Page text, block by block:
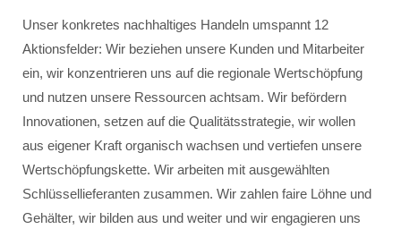
Unser konkretes nachhaltiges Handeln umspannt 12
Aktionsfelder: Wir beziehen unsere Kunden und Mitarbeiter
ein, wir konzentrieren uns auf die regionale Wertschöpfung
und nutzen unsere Ressourcen achtsam. Wir befördern
Innovationen, setzen auf die Qualitätsstrategie, wir wollen
aus eigener Kraft organisch wachsen und vertiefen unsere
Wertschöpfungskette. Wir arbeiten mit ausgewählten
Schlüssellieferanten zusammen. Wir zahlen faire Löhne und
Gehälter, wir bilden aus und weiter und wir engagieren uns